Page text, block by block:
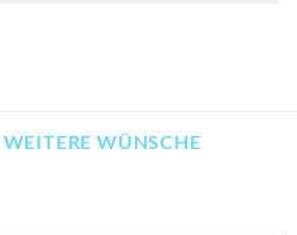
WEITERE WÜNSCHE